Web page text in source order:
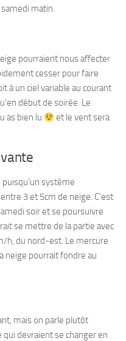
samedi matin.
pourraient nous affecter
cesser pour faire
à un ciel variable au courant
début de soirée. Le
as bien lu
et le vent sera
système
3 et 5cm de neige. C’est
soir et se poursuivre
se mettre de la partie avec
h, du nord-est. Le mercure
neige pourrait fondre au
mais on parle plutôt
qui devraient se changer en